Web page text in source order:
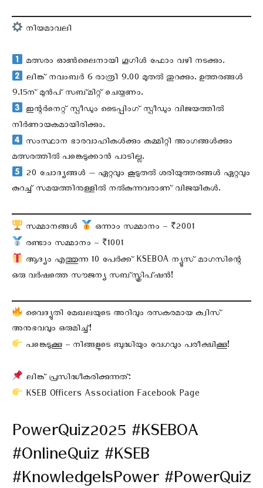
നിയമാവലി
മത്സരം ഓൺലൈനായി ഗൂഗിൾ ഫോം വഴി നടക്കും.
ലിങ്ക് നവംബർ 6 രാത്രി 9.00 മുതൽ തുറക്കും. ഉത്തരങ്ങൾ
9.15ന് മുൻപ് സബ്മിറ്റ് ചെയ്യണം.
ഇന്റർനെറ്റ് സ്പീഡും ടൈപ്പിംഗ് സ്പീഡും വിജയത്തിൽ
നിർണായകമായിരിക്കും.
സംസ്ഥാന ഭാരവാഹികൾക്കും കമ്മിറ്റി അംഗങ്ങൾക്കും
മത്സരത്തിൽ പങ്കെടുക്കാൻ പാടില്ല.
20 ചോദ്യങ്ങൾ — ഏറ്റവും കൂടുതൽ ശരിയുത്തരങ്ങൾ ഏറ്റവും
കുറച്ച് സമയത്തിനുള്ളിൽ നൽകുന്നവരാണ് വിജയികൾ.
സമ്മാനങ്ങൾ
ഒന്നാം സമ്മാനം – ₹2001
രണ്ടാം സമ്മാനം – ₹1001
ആദ്യം എത്തുന്ന 10 പേർക്ക് KSEBOA ന്യൂസ്‌ മാഗസിന്റെ
ഒരു വർഷത്തെ സൗജന്യ സബ്സ്ക്രിപ്ഷൻ!
വൈദ്യുതി മേഖലയുടെ അറിവും രസകരമായ ക്വിസ്
അനുഭവവും ഒരുമിച്ച്!
പങ്കെടുക്കൂ – നിങ്ങളുടെ ബുദ്ധിയും വേഗവും പരീക്ഷിക്കൂ!
ലിങ്ക് പ്രസിദ്ധീകരിക്കുന്നത്:
KSEB Officers Association Facebook Page
PowerQuiz2025 #KSEBOA
#OnlineQuiz #KSEB
#KnowledgeIsPower #PowerQuiz